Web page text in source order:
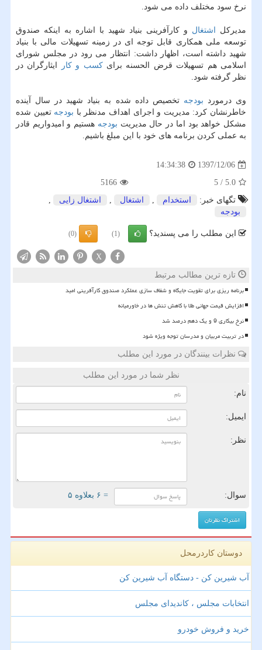
نرخ سود مختلف داده می شود.
مدیركل اشتغال و كارآفرینی بنیاد شهید با اشاره به اینكه صندوق
توسعه ملی همكاری قابل توجه ای در زمینه تسهیلات مالی با بنیاد
شهید داشته است، اظهار داشت: انتظار می رود در مجلس شورای
اسلامی هم تسهیلات قرض الحسنه برایكسب و كار
ایثارگران در
نظر گرفته شود.
وی درمورد بودجه تخصیص داده شده به بنیاد شهید در سال آینده
خاطرنشان كرد: مدیریت و اجرای اهداف مدنظر با بودجه تعیین شده
مشكل خواهد بود اما در حال مدیریت بودجه هستیم و امیدواریم قادر
به عملی كردن برنامه های خود با این مبلغ باشیم.
1397/12/06
14:34:38
5.0
/
5
5166
تگهای خبر:
استخدام , اشتغال , اشتغال زایی
,
بودجه
این مطلب را می پسندید؟ (1)
(0)
X
تازه ترین مطالب مرتبط
برنامه ریزی برای تقویت جایگاه و شفاف سازی عملکرد صندوق کارآفرینی امید
افزایش قیمت جهانی طلا با کاهش تنش ها در خاورمیانه
نرخ بیکاری 9 و یک دهم درصد شد
در تربیت مربیان و مدرسان توجه ویژه شود
نظرات بینندگان در مورد این مطلب
نظر شما در مورد این مطلب
نام:
ایمیل:
نظر:
سوال: = ۶ بعلاوه ۵
دوستان کاردرمحل
آب شیرین کن - دستگاه آب شیرین کن
انتخابات مجلس ، کاندیدای مجلس
خرید و فروش خودرو